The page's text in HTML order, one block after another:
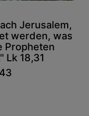
Jerusalem,
werden, was
Propheten
Lk 18,31